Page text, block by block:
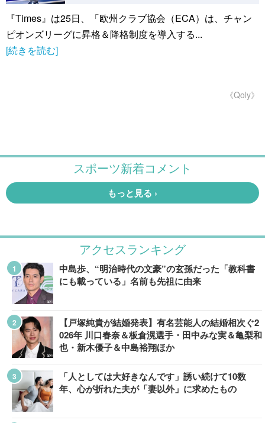
『Times』は25日、「欧州クラブ協会（ECA）は、チャン
ピオンズリーグに昇格＆降格制度を導入する...
[続きを読む]
《Qoly》
アクセスランキング
中島歩、“明治時代の文豪”の玄孫だった「教科書
にも載っている」名前も先祖に由来
【戸塚純貴が結婚発表】有名芸能人の結婚相次ぐ2
026年 川口春奈＆板倉滉選手・田中みな実＆亀梨和
也・新木優子＆中島裕翔ほか
「人としては大好きなんです」誘い続けて10数
年、心が折れた夫が「妻以外」に求めたもの